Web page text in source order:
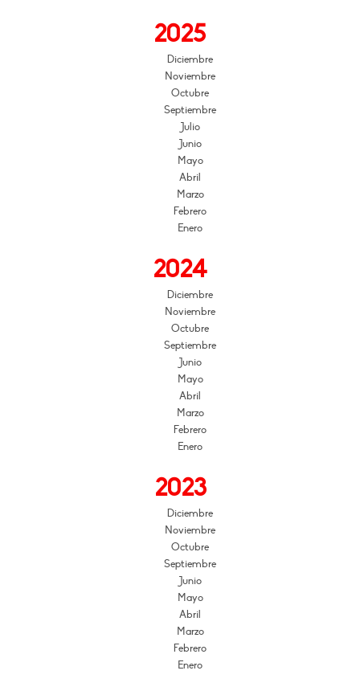
2025
Diciembre
Noviembre
Octubre
Septiembre
Julio
Junio
Mayo
Abril
Marzo
Febrero
Enero
2024
Diciembre
Noviembre
Octubre
Septiembre
Junio
Mayo
Abril
Marzo
Febrero
Enero
2023
Diciembre
Noviembre
Octubre
Septiembre
Junio
Mayo
Abril
Marzo
Febrero
Enero